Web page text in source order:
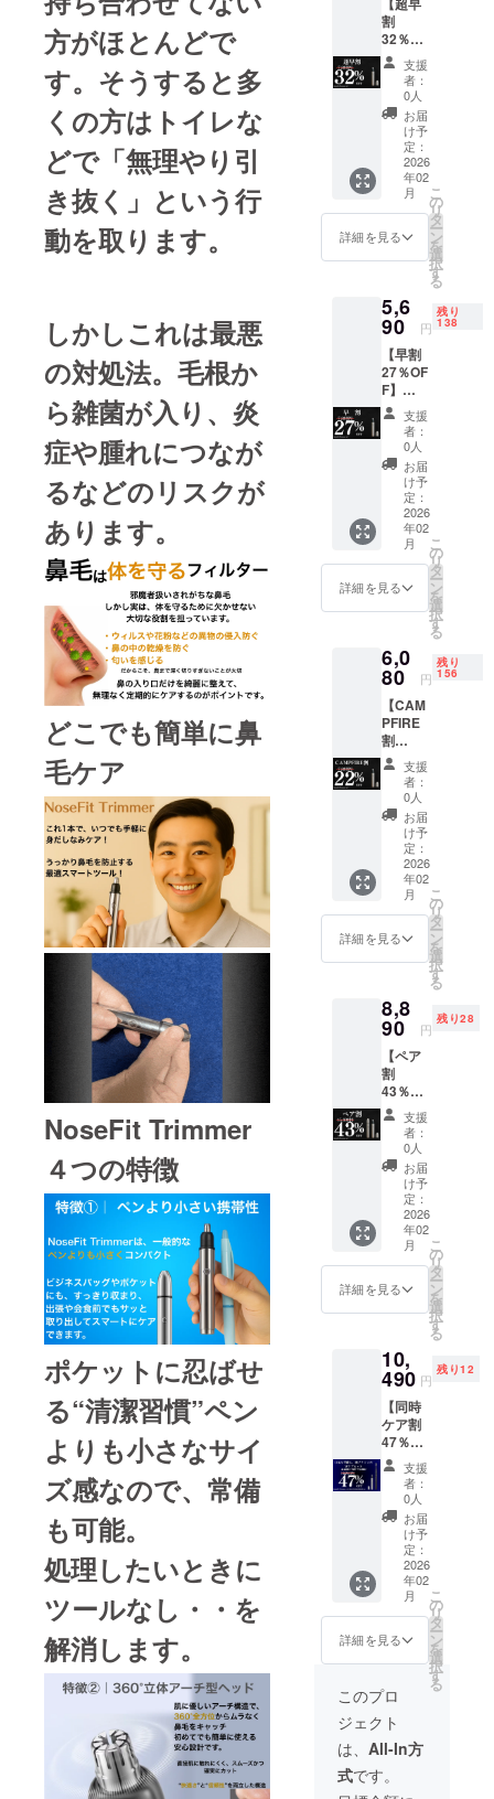
方がほとんどで
す。そうすると多
くの方はトイレな
どで「無理やり引
き抜く」という行
動を取ります。
しかしこれは最悪
の対処法。毛根か
ら雑菌が入り、炎
症や腫れにつなが
るなどのリスクが
あります。
どこでも簡単に鼻
毛ケア
NoseFit Trimmer
４つの特徴
ポケットに忍ばせ
る“清潔習慣”ペン
よりも小さなサイ
ズ感なので、常備
も可能。
処理したいときに
ツールなし・・を
解消します。
予定で
す。 ※
工場製
造状況
や輸
送・通
関によ
り配送
遅延が
生じる
可能性
があり
ます
が、そ
トにて
随時ご
報告さ
せてい
ただき
ます
割
32％OF
F】
NoseFit
Trimme
r x 1 一
般販売
予定価
格7,800
込）送
料当社
負担
【配送
時期】
着は
2026年
2月中の
予定で
す。 ※
工場製
造状況
や輸
送・通
関によ
り配送
遅延が
生じる
可能性
があり
ます
が、そ
トにて
随時ご
報告さ
せてい
ただき
ます
支援
者：
0人
お届
け予
定：
2026
年02
月
詳細を見る
こ
の
リ
タ
ー
ン
を
選
択
す
る
5,6
90 円
残り
138
【早割
27％OF
F】
NoseFit
Trimme
r x 1 一
般販売
予定価
格7,800
込）送
料当社
負担
【配送
時期】
商品到
2026年
2月中の
予定で
す。 ※
工場製
造状況
や輸
送・通
関によ
り配送
遅延が
生じる
可能性
があり
ます
が、そ
の場合
随時ご
報告さ
せてい
ただき
ます
支援
者：
0人
お届
け予
定：
2026
年02
月
詳細を見る
こ
の
リ
タ
ー
ン
を
選
択
す
る
6,0
80 円
残り
156
【CAM
PFIRE
割
22％OF
F】
NoseFit
Trimme
r x 1 一
般販売
予定価
格7,800
込）送
料当社
負担
【配送
商品到
着は
2026年
2月中の
予定で
す。 ※
工場製
造状況
や輸
送・通
関によ
り配送
遅延が
生じる
可能性
があり
ます
レポー
トにて
随時ご
報告さ
せてい
ただき
ます
支援
者：
0人
お届
け予
定：
2026
年02
月
詳細を見る
こ
の
リ
タ
ー
ン
を
選
択
す
る
8,8
90 円
残り28
【ペア
割
43％OF
F】
NoseFit
Trimme
r x 2 一
般販売
予定価
15,600
円 (税
込）送
料当社
負担
【配送
商品到
着は
2026年
2月中の
予定で
す。 ※
工場製
造状況
や輸
送・通
関によ
り配送
遅延が
生じる
可能性
があり
ます
は活動
レポー
トにて
随時ご
報告さ
せてい
支援
者：
0人
お届
け予
定：
2026
年02
月
詳細を見る
こ
の
リ
タ
ー
ン
を
選
択
す
る
10,
490 円
残り12
【同時
ケア割
47％OF
F】
NoseFit
Trimme
r x 1 一
般販売
予定価
格7,800
CLEAN
BRUSH
ｘ1/本
体装着1
本+替え
ブラシ3
本付 一
般販売
予定価
格
12,000
円。(税
支援
者：
0人
お届
け予
定：
2026
年02
月
詳細を見る
こ
の
リ
タ
ー
ン
を
選
択
す
る
このプロ
ジェクト
は、 All-In方
式です。